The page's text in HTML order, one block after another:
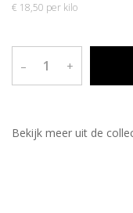
€ 18,50 per kilo
– +
Bekijk meer uit de